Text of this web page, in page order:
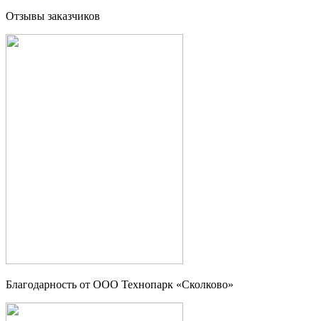
Отзывы заказчиков
Благодарность от OOO Технопарк «Сколково»